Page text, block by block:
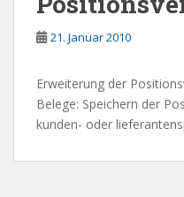
21. Januar 2010
Erweiterung der
Belege: Speichern der
kunden- oder